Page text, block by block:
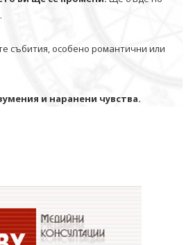
събития, особено романтични или
и наранени чувства.